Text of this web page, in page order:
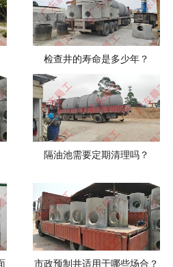
检查井的寿命是多少年？
隔油池需要定期清理吗？
市政预制井适用于哪些场合？